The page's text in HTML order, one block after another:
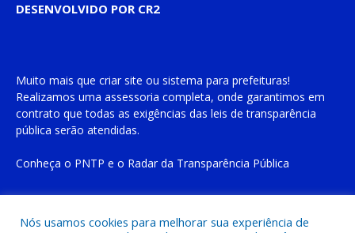
DESENVOLVIDO POR CR2
Muito mais que criar site ou sistema para prefeituras!
Realizamos uma assessoria completa, onde garantimos em
contrato que todas as exigências das leis de transparência
pública serão atendidas.
Conheça o PNTP e o Radar da Transparência Pública
Nós usamos cookies para melhorar sua experiência de